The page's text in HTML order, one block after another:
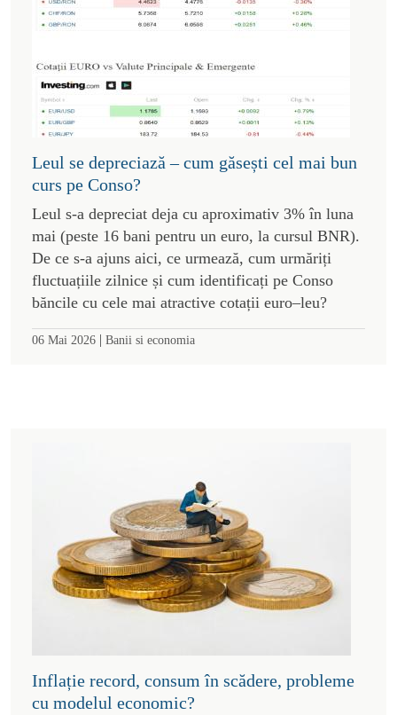
Leul se depreciază – cum găsești cel mai bun
curs pe Conso?
Leul s-a depreciat deja cu aproximativ 3% în luna
mai (peste 16 bani pentru un euro, la cursul BNR).
De ce s-a ajuns aici, ce urmează, cum urmăriți
fluctuațiile zilnice și cum identificați pe Conso
băncile cu cele mai atractive cotații euro–leu?
06 Mai 2026 | Banii si economia
Inflație record, consum în scădere, probleme
cu modelul economic?